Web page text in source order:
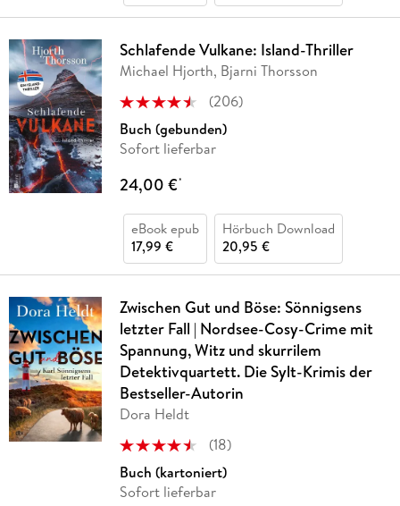
Schlafende Vulkane: Island-Thriller
Michael Hjorth, Bjarni Thorsson
(206)
Buch (gebunden)
Sofort lieferbar
24,00 €*
eBook epub
17,99 €
Hörbuch Download
20,95 €
Zwischen Gut und Böse: Sönnigsens
letzter Fall | Nordsee-Cosy-Crime mit
Spannung, Witz und skurrilem
Detektivquartett. Die Sylt-Krimis der
Bestseller-Autorin
Dora Heldt
(18)
Buch (kartoniert)
Sofort lieferbar